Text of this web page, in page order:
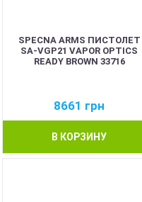
SPECNA ARMS ПИСТОЛЕТ
SA-VGP21 VAPOR OPTICS
READY BROWN 33716
8661 грн
В КОРЗИНУ